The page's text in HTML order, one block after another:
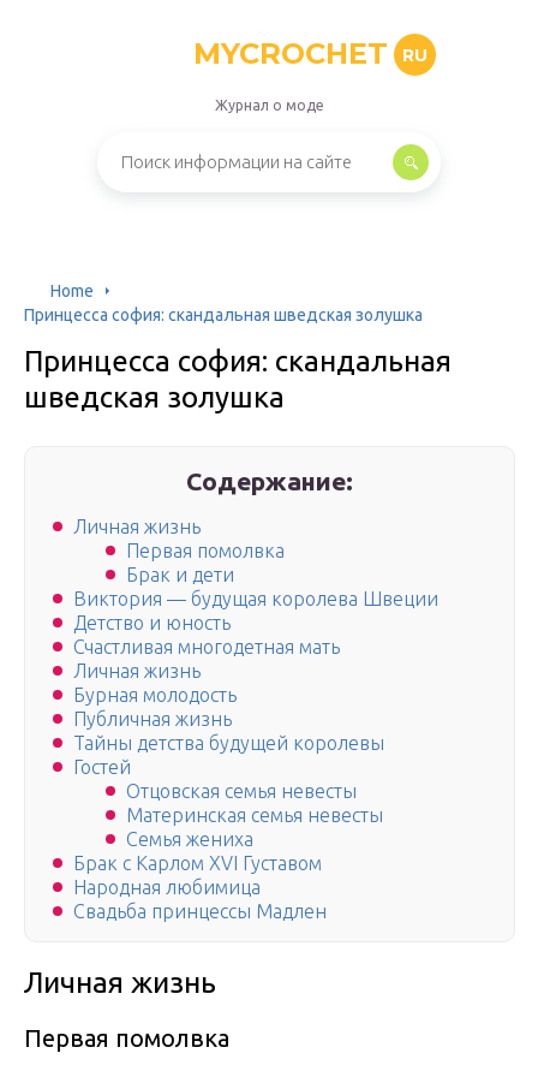
MYCROCHET RU
Журнал о моде
Home
Принцесса софия: скандальная шведская золушка
Принцесса софия: скандальная
шведская золушка
Содержание:
Личная жизнь
Первая помолвка
Брак и дети
Виктория — будущая королева Швеции
Детство и юность
Счастливая многодетная мать
Личная жизнь
Бурная молодость
Публичная жизнь
Тайны детства будущей королевы
Гостей
Отцовская семья невесты
Материнская семья невесты
Семья жениха
Брак с Карлом XVI Густавом
Народная любимица
Свадьба принцессы Мадлен
Личная жизнь
Первая помолвка